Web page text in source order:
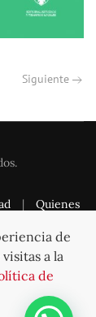
Siguiente
| Quienes
de
a la
de